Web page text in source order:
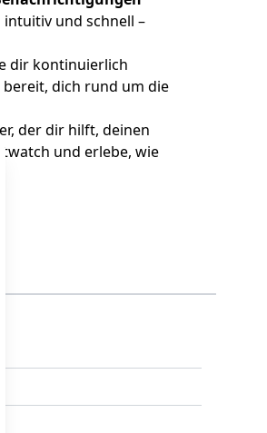
und schnell –
dir kontinuierlich
bereit, dich rund um die
der dir hilft, deinen
und erlebe, wie